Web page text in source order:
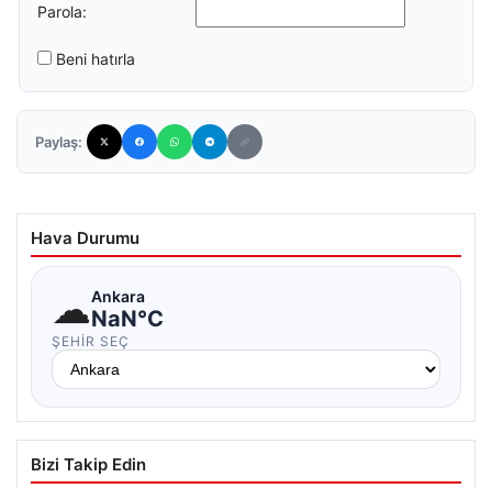
Parola:
Beni hatırla
Paylaş:
Hava Durumu
☁Ankara
NaN°C
ŞEHIR SEÇ
Bizi Takip Edin